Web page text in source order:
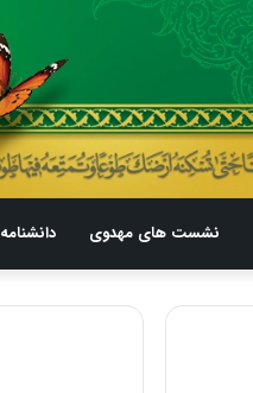
نشست های مهدوی دانشنامه